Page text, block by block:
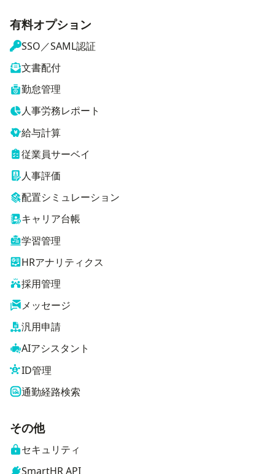
有料オプション
SSO／SAML認証
文書配付
勤怠管理
人事労務レポート
給与計算
従業員サーベイ
人事評価
配置シミュレーション
キャリア台帳
学習管理
HRアナリティクス
採用管理
メッセージ
汎用申請
AIアシスタント
ID管理
通勤経路検索
その他
セキュリティ
SmartHR API